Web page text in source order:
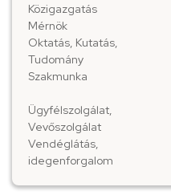
Közigazgatás
Mérnök
Oktatás, Kutatás,
Tudomány
Szakmunka
Ügyfélszolgálat,
Vevőszolgálat
Vendéglátás,
idegenforgalom